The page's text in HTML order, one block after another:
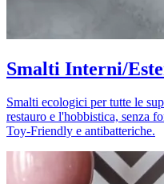
Smalti Interni/
Smalti ecologici per tutte le
restauro e l'hobbistica, senza
Toy-Friendly e antibatteriche.